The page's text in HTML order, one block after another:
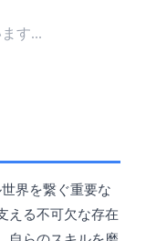
す...
界を繋ぐ重要な
える不可欠な存在